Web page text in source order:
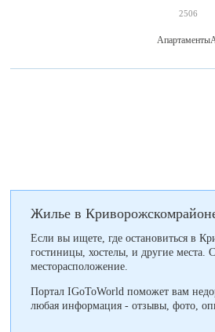
2506
Жилье в
Если вы ищете, где остановиться в
гостиницы, хостелы, и другие места.
месторасположение.
Портал IGoToWorld поможет вам
любая информация - отзывы, фото,